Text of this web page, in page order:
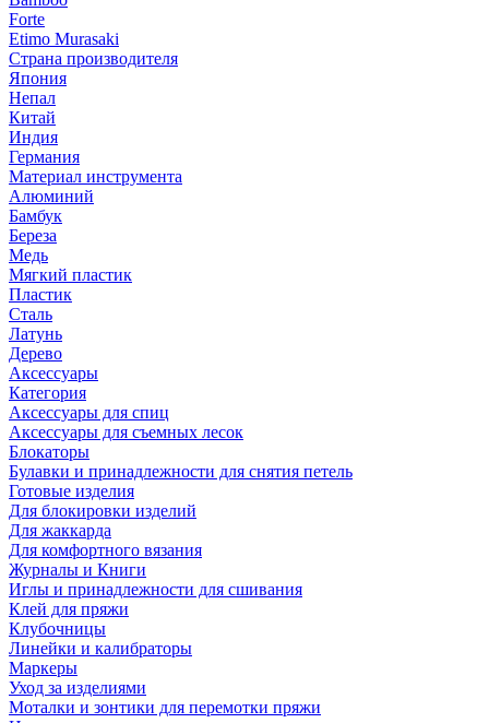
Forte
Etimo Murasaki
Страна производителя
Япония
Непал
Китай
Индия
Германия
Материал инструмента
Алюминий
Бамбук
Береза
Медь
Мягкий пластик
Пластик
Сталь
Латунь
Дерево
Аксессуары
Категория
Аксессуары для спиц
Аксессуары для съемных лесок
Блокаторы
Булавки и принадлежности для снятия петель
Готовые изделия
Для блокировки изделий
Для жаккарда
Для комфортного вязания
Журналы и Книги
Иглы и принадлежности для сшивания
Клей для пряжи
Клубочницы
Линейки и калибраторы
Маркеры
Уход за изделиями
Моталки и зонтики для перемотки пряжи